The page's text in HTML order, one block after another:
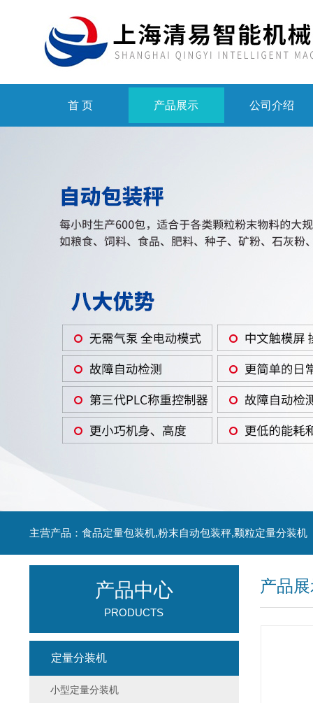
首 页 产品展示 公司介绍
主营产品：食品定量包装机,粉末自动包装秤,颗粒定量分装机
产品
产品中心
PRODUCTS
定量分装机
小型定量分装机